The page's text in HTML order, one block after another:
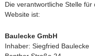
Die verantwortliche Stelle
Website ist:
Baulecke GmbH
Inhaber: Siegfried Baulecke